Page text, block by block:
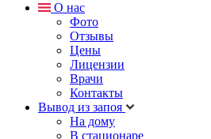
О нас
Фото
Отзывы
Цены
Лицензии
Врачи
Контакты
Вывод из запоя
На дому
В стационаре